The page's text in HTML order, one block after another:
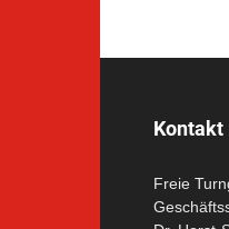
Kontakt
Freie